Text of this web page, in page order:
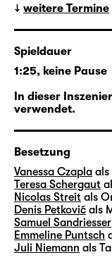
für die
Menschen.
Böden, Alter
zwischen
ihren Songs
„Was ihr wollt“.
In ihrer vierten
Leipzig
Shakespeare-
Ästhetik und
Taylor Swift
Stoff so ins
Bühne.
weitere Termine
Spieldauer
1:25, keine Pause
In dieser
verwendet.
Besetzung
Vanessa Czapla als
Teresa Schergaut
Nicolas Streit als
Denis Petković als
Samuel Sandriesser
Emmeline Puntsch
Juli Niemann als